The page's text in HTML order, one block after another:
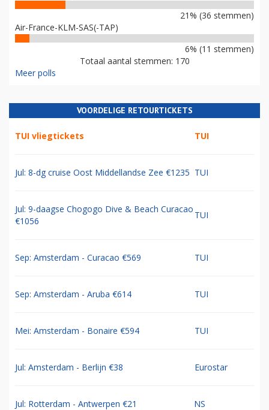
21% (36 stemmen)
Air-France-KLM-SAS(-TAP)
6% (11 stemmen)
Totaal aantal stemmen: 170
Meer polls
VOORDELIGE RETOURTICKETS
TUI vliegtickets TUI
Jul: 8-dg cruise Oost Middellandse Zee €1235 TUI
Jul: 9-daagse Chogogo Dive & Beach Curacao
€1056
TUI
Sep: Amsterdam - Curacao €569 TUI
Sep: Amsterdam - Aruba €614 TUI
Mei: Amsterdam - Bonaire €594 TUI
Jul: Amsterdam - Berlijn €38 Eurostar
Jul: Rotterdam - Antwerpen €21 NS